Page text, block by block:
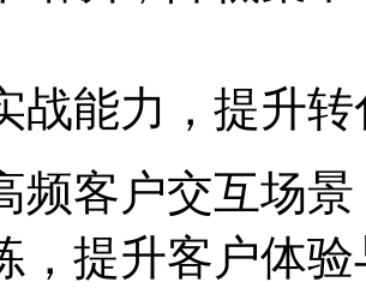
能力，提升
客户交互场景（
，提升客户体